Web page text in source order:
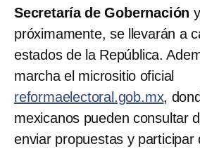
Secretaría de Gobernación
próximamente, se llevarán a
estados de la República.
marcha el micrositio oficial
reformaelectoral.gob.mx,
mexicanos pueden consultar
enviar propuestas y participar